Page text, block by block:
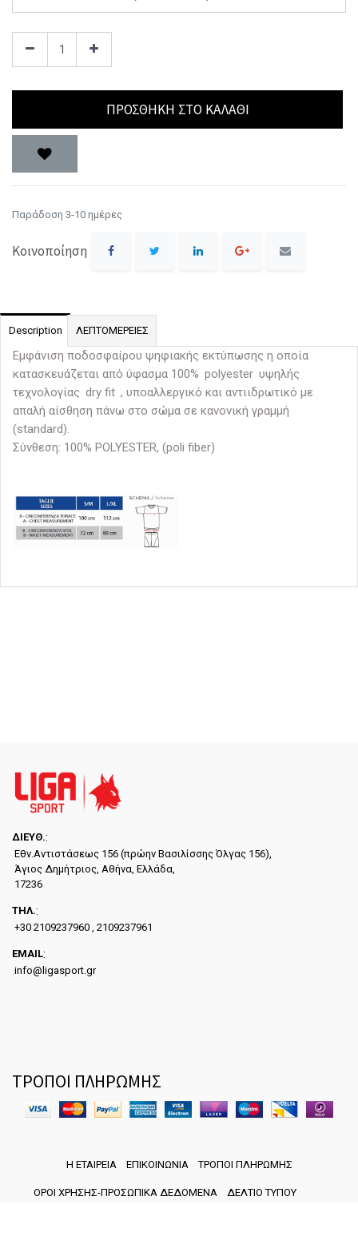
ΠΡΟΣΘΉΚΗ ΣΤΟ ΚΑΛΆΘΙ
Παράδοση 3-10 ημέρες
Κοινοποίηση
Description ΛΕΠΤΟΜΕΡΕΙΕΣ
Εμφάνιση ποδοσφαίρου ψηφιακής εκτύπωσης η οποία
κατασκευάζεται από ύφασμα 100% polyester υψηλής
τεχνολογίας dry fit , υποαλλεργικό και αντιιδρωτικό με
απαλή αίσθηση πάνω στο σώμα σε κανονική γραμμή
(standard).
Σύνθεση: 100% POLYESTER, (poli fiber)
ΔΙΕYΘ.:
Εθν.Αντιστάσεως 156 (πρώην Βασιλίσσης Όλγας 156),
Άγιος Δημήτριος, Αθήνα, Ελλάδα,
17236
ΤΗΛ.:
+30 2109237960 , 2109237961
EMAIL:
info@ligasport.gr
ΤΡΟΠΟΙ ΠΛΗΡΩΜΗΣ
Η ΕΤΑΙΡΕΙΑ ΕΠΙΚΟΙΝΩΝΙΑ ΤΡΟΠΟΙ ΠΛΗΡΩΜΗΣ
ΟΡΟΙ ΧΡΗΣΗΣ-ΠΡΟΣΩΠΙΚΑ ΔΕΔΟΜΕΝΑ ΔΕΛΤΙΟ ΤΥΠΟΥ